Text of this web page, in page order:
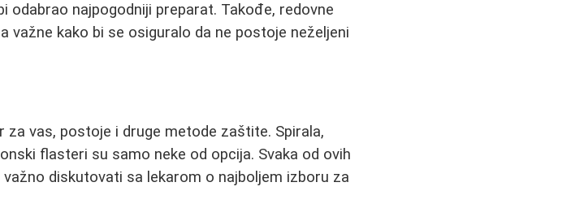
najpogodniji preparat. Takođe, redovne
važne kako bi se osiguralo da ne postoje neželjeni
vas, postoje i druge metode zaštite. Spirala,
flasteri su samo neke od opcija. Svaka od ovih
diskutovati sa lekarom o najboljem izboru za